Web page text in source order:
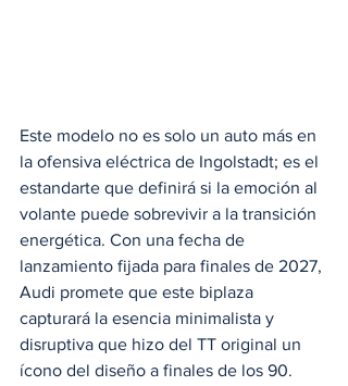
Este modelo no es solo un auto más en
la ofensiva eléctrica de Ingolstadt; es el
estandarte que definirá si la emoción al
volante puede sobrevivir a la transición
energética. Con una fecha de
lanzamiento fijada para finales de 2027,
Audi promete que este biplaza
capturará la esencia minimalista y
disruptiva que hizo del TT original un
ícono del diseño a finales de los 90.